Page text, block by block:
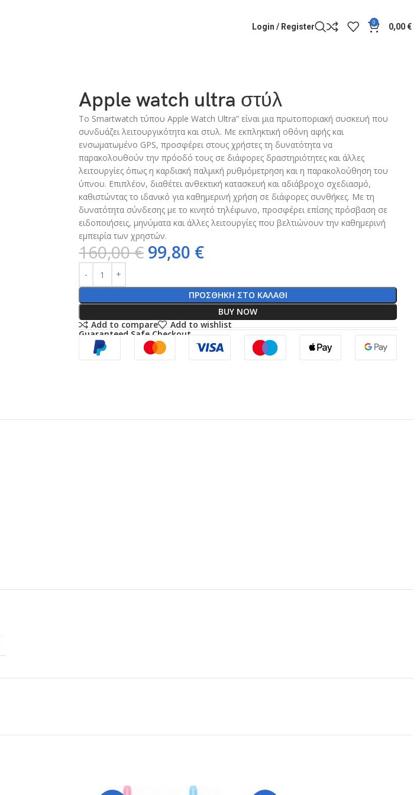
Login / Register 0 0,00€
Apple watch ultra στύλ
Το Smartwatch τύπου Apple Watch Ultra” είναι μια πρωτοποριακή συσκευή που
συνδυάζει λειτουργικότητα και στυλ. Με εκπληκτική οθόνη αφής και
ενσωματωμένο GPS, προσφέρει στους χρήστες τη δυνατότητα να
παρακολουθούν την πρόοδό τους σε διάφορες δραστηριότητες και άλλες
λειτουργίες όπως η καρδιακή παλμική ρυθμόμετρηση και η παρακολούθηση του
ύπνου. Επιπλέον, διαθέτει ανθεκτική κατασκευή και αδιάβροχο σχεδιασμό,
καθιστώντας το ιδανικό για καθημερινή χρήση σε διάφορες συνθήκες. Με τη
δυνατότητα σύνδεσης με το κινητό τηλέφωνο, προσφέρει επίσης πρόσβαση σε
ειδοποιήσεις, μηνύματα και άλλες λειτουργίες που βελτιώνουν την καθημερινή
εμπειρία των χρηστών.
160,00€ 99,80 €
ΠΡΟΣΘΉΚΗ ΣΤΟ ΚΑΛΆΘΙ
BUY NOW
Add to compare
Add to wishlist
Guaranteed Safe Checkout